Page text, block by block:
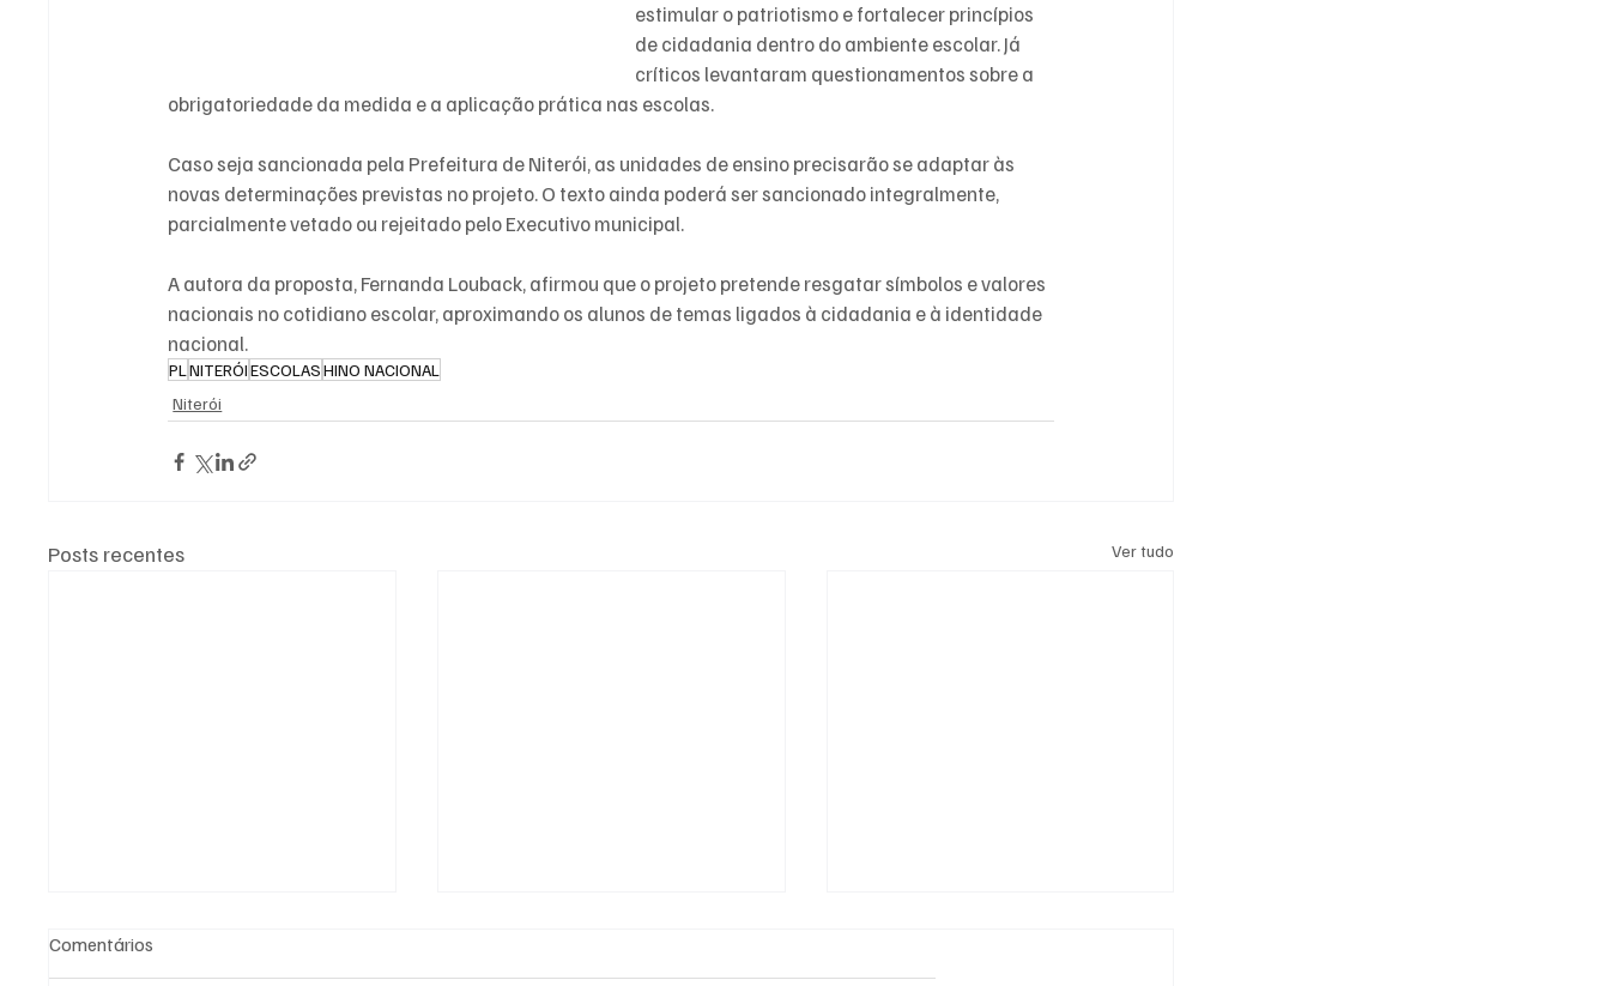
estimular o patriotismo e fortalecer princípios
de cidadania dentro do ambiente escolar. Já
críticos levantaram questionamentos sobre a
obrigatoriedade da medida e a aplicação prática nas escolas.
Caso seja sancionada pela Prefeitura de Niterói, as unidades de ensino precisarão se adaptar às
novas determinações previstas no projeto. O texto ainda poderá ser sancionado integralmente,
parcialmente vetado ou rejeitado pelo Executivo municipal.
A autora da proposta, Fernanda Louback, afirmou que o projeto pretende resgatar símbolos e valores
nacionais no cotidiano escolar, aproximando os alunos de temas ligados à cidadania e à identidade
nacional.
PLNITERÓIESCOLASHINO NACIONAL
Niterói
Posts recentes Ver tudo
Comentários